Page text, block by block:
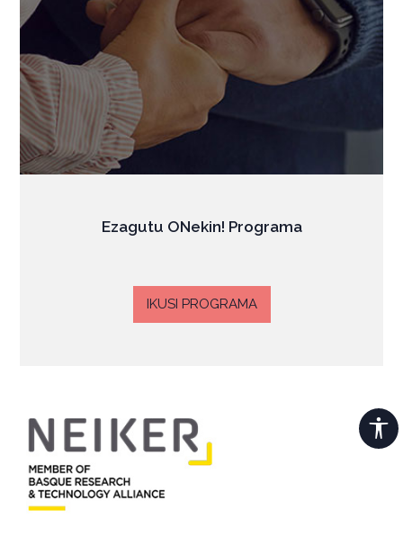
Ezagutu ONekin! Programa
IKUSI PROGRAMA